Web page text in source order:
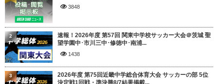
3848
速報！2026年度 第57回 関東中学校サッカー大会＠茨城 聖
望学園中･市川三中･修徳中･南浦...
1438
2
2026年度 第75回近畿中学総合体育大会 サッカーの部 5位
決定戦1回戦・準決勝8/7結果掲載...
3